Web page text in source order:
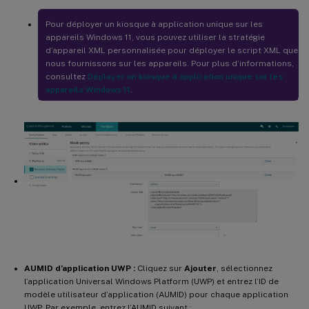
Pour déployer un kiosque à application unique sur les
appareils Windows 11, vous pouvez utiliser la stratégie
d’appareil XML personnalisée pour déployer le script XML que
nous fournissons sur les appareils. Pour plus d’informations,
consultez Déployer un kiosque à application unique sur les
appareils Windows 11
AUMID d’application UWP : Cliquez sur Ajouter , sélectionnez
l’application Universal Windows Platform (UWP) et entrez l’ID de
modèle utilisateur d’application (AUMID) pour chaque application